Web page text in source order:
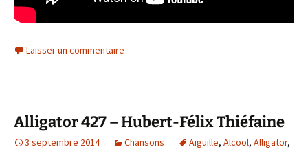
Laisser un commentaire
Alligator 427 – Hubert-Félix Thiéfaine
3 septembre 2014 Chansons Aiguille, Alcool, Alligator,